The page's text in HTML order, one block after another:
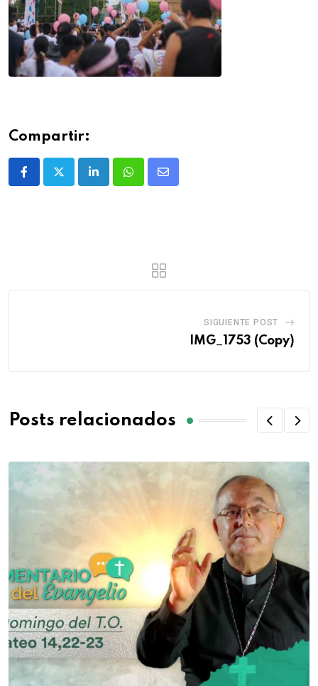
Compartir:
SIGUIENTE POST
IMG_1753 (Copy)
Posts relacionados